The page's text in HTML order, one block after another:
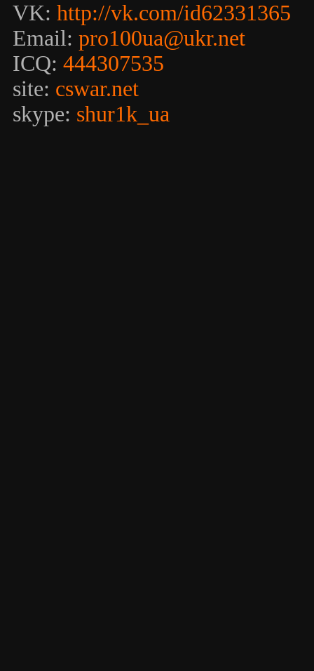
VK: http://vk.com/id62331365
Email: pro100ua@ukr.net
ICQ: 444307535
site: cswar.net
skype: shur1k_ua